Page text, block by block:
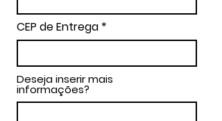
CEP de Entrega
Deseja inserir mais
informações?